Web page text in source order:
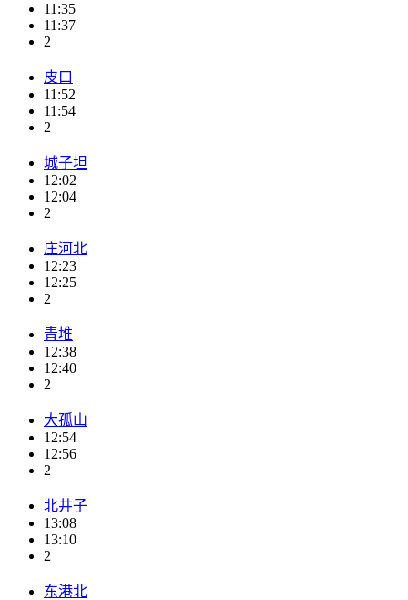
11:35
11:37
2
皮口
11:52
11:54
2
城子坦
12:02
12:04
2
庄河北
12:23
12:25
2
青堆
12:38
12:40
2
大孤山
12:54
12:56
2
北井子
13:08
13:10
2
东港北